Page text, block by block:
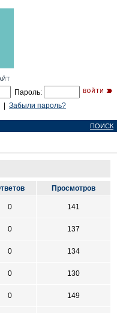
Пароль:
Забыли пароль?
ПОИСК
Просмотров
0 141
0 137
0 134
0 130
0 149